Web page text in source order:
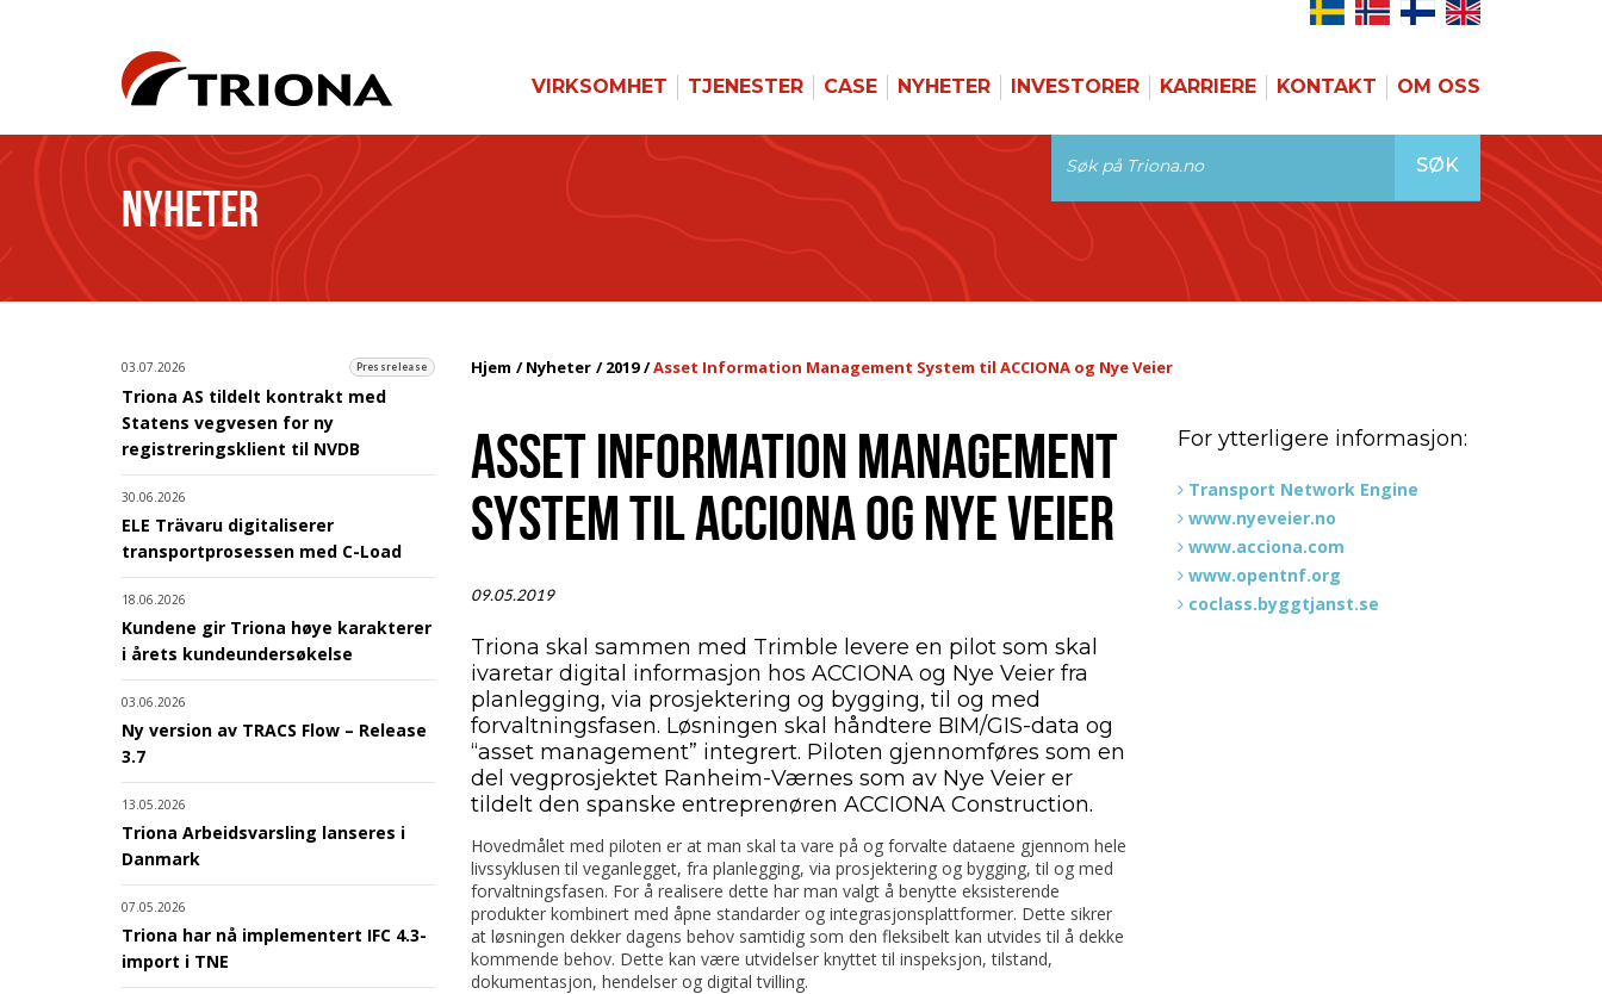
VIRKSOMHET TJENESTER CASE NYHETER INVESTORER KARRIERE KONTAKT OM OSS
NYHETER
SØK
03.07.2026 Pressrelease
Triona AS tildelt kontrakt med
Statens vegvesen for ny
registreringsklient til NVDB
30.06.2026
ELE Trävaru digitaliserer
transportprosessen med C-Load
18.06.2026
Kundene gir Triona høye karakterer
i årets kundeundersøkelse
03.06.2026
Ny version av TRACS Flow – Release
3.7
13.05.2026
Triona Arbeidsvarsling lanseres i
Danmark
07.05.2026
Triona har nå implementert IFC 4.3-
import i TNE
Hjem Nyheter 2019 Asset Information Management System til ACCIONA og Nye Veier
ASSET INFORMATION MANAGEMENT
SYSTEM TIL ACCIONA OG NYE VEIER
09.05.2019
Triona skal sammen med Trimble levere en pilot som skal
ivaretar digital informasjon hos ACCIONA og Nye Veier fra
planlegging, via prosjektering og bygging, til og med
forvaltningsfasen. Løsningen skal håndtere BIM/GIS-data og
“asset management” integrert. Piloten gjennomføres som en
del vegprosjektet Ranheim-Værnes som av Nye Veier er
tildelt den spanske entreprenøren ACCIONA Construction.
Hovedmålet med piloten er at man skal ta vare på og forvalte dataene gjennom hele
livssyklusen til veganlegget, fra planlegging, via prosjektering og bygging, til og med
forvaltningsfasen. For å realisere dette har man valgt å benytte eksisterende
produkter kombinert med åpne standarder og integrasjonsplattformer. Dette sikrer
at løsningen dekker dagens behov samtidig som den fleksibelt kan utvides til å dekke
kommende behov. Dette kan være utvidelser knyttet til inspeksjon, tilstand,
dokumentasjon, hendelser og digital tvilling.
For ytterligere informasjon:
Transport Network Engine
www.nyeveier.no
www.acciona.com
www.opentnf.org
coclass.byggtjanst.se